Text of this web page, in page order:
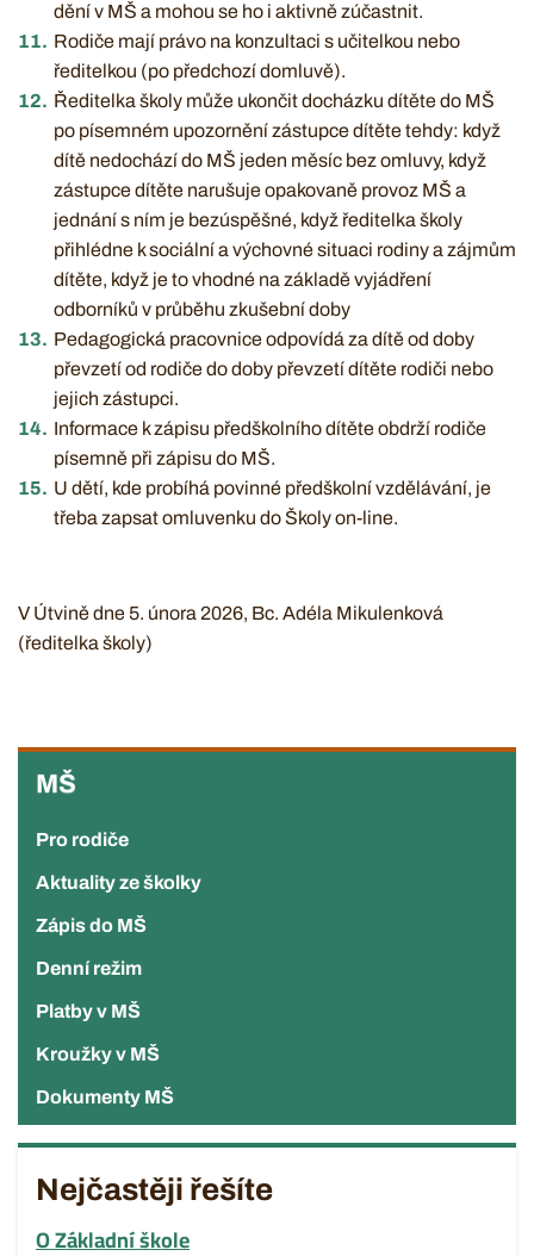
MŠMŠ
Pro rodiče
Aktuality ze školky
Zápis do MŠ
Denní režim
Platby v MŠ
Kroužky v MŠ
Dokumenty MŠ
Nejčastěji řešíte
O Základní škole
dění v MŠ a mohou se ho i aktivně zúčastnit.
Rodiče mají právo na konzultaci s učitelkou nebo
ředitelkou (po předchozí domluvě).
Ředitelka školy může ukončit docházku dítěte do MŠ
po písemném upozornění zástupce dítěte tehdy: když
dítě nedochází do MŠ jeden měsíc bez omluvy, když
zástupce dítěte narušuje opakovaně provoz MŠ a
jednání s ním je bezúspěšné, když ředitelka školy
přihlédne k sociální a výchovné situaci rodiny a zájmům
dítěte, když je to vhodné na základě vyjádření
odborníků v průběhu zkušební doby
Pedagogická pracovnice odpovídá za dítě od doby
převzetí od rodiče do doby převzetí dítěte rodiči nebo
jejich zástupci.
Informace k zápisu předškolního dítěte obdrží rodiče
písemně při zápisu do MŠ.
U dětí, kde probíhá povinné předškolní vzdělávání, je
třeba zapsat omluvenku do Školy on-line.
V Út­vi­ně dne 5. února 2026, Bc. Adéla Mikulenková
(ředitelka školy)